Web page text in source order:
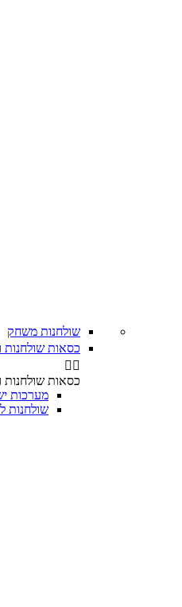
שולחנות משחק
כסאות שולחנות
 
כסאות שולחנות
מערכות
שולחנות